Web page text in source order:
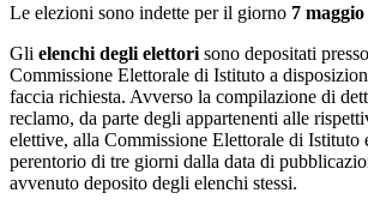
Le elezioni sono indette per il giorno 7 maggio
Gli elenchi degli elettori sono depositati
Commissione Elettorale di Istituto a
faccia richiesta. Avverso la compilazione di
reclamo, da parte degli appartenenti alle
elettive, alla Commissione Elettorale di Istituto
perentorio di tre giorni dalla data di
avvenuto deposito degli elenchi stessi.